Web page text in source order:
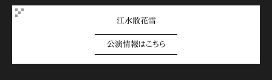
江水散花雪
公演情報はこちら